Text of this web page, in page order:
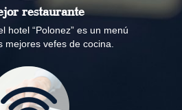
restaurante
hotel “Polonez” es un menú
mejores vefes de cocina.